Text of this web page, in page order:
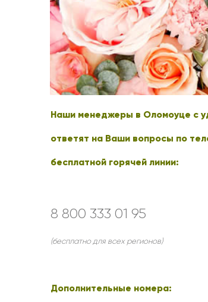
Розы поштучно
5 роз
7 роз
11 роз
15 роз
25 роз
51 роза
Кустовые розы
Монобукеты
Разноцветные
Эксклюзивные
Наши менеджеры в Оломоуце с
ответят на Ваши вопросы по
бесплатной горячей линии:
8 800 333 01 95
(бесплатно для всех регионов)
Дополнительные номера: